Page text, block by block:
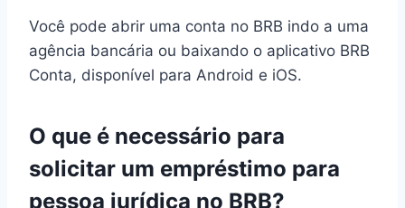
Você pode abrir uma conta no BRB indo a uma
agência bancária ou baixando o aplicativo BRB
Conta, disponível para Android e iOS.
O que é necessário para
solicitar um empréstimo para
pessoa jurídica no BRB?